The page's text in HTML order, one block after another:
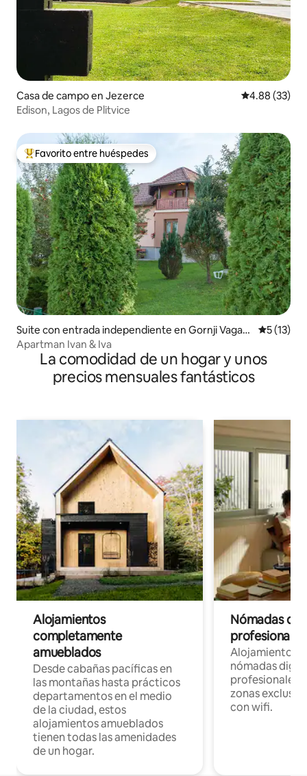
Casa de campo en Jezerce Calificación
4.88 (33)
Edison, Lagos de Plitvice
De los mejores en Favorito entre huéspedes
Favorito entre huéspedes
Suite con entrada independiente en Gornji Vagan
ac
5 (13)
Apartman Ivan & Iva
La comodidad de un hogar y unos
precios mensuales fantásticos
Alojamientos
completamente
amueblados
Desde cabañas pacíficas en
las montañas hasta prácticos
departamentos en el medio
de la ciudad, estos
alojamientos amueblados
tienen todas las amenidades
de un hogar.
Nómadas
Alojamientos
nómadas
profesionales
zonas
con wifi.